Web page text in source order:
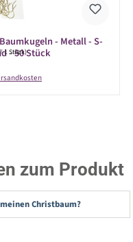
- Metall - S-
- 50 Stück
1 Stück)
Preis:
zum Produkt
Christbaum?